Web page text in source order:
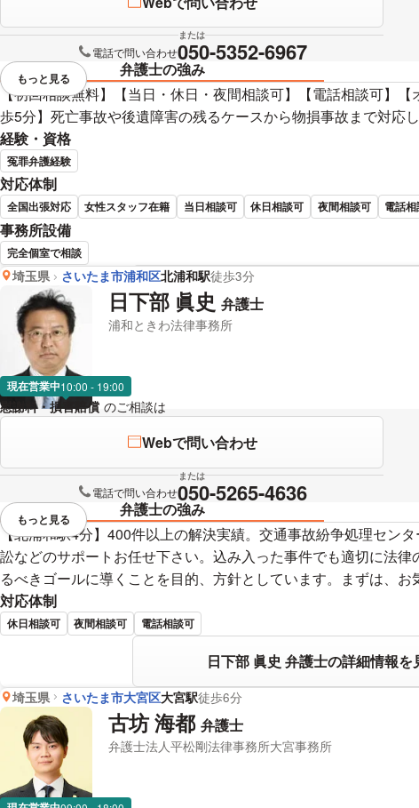
または
電話で問い合わせ050-5352-6967
弁護士の強み
【初回相談無料】【当日・休日・夜間相談可】【電話相談可】
歩5分】死亡事故や後遺障害の残るケースから物損事故まで対応
経験・資格
冤罪弁護経験
対応体制
全国出張対応 女性スタッフ在籍 当日相談可 休日相談可 夜間相談可 電話
事務所設備
完全個室で相談
視覚的に省略されている要素を
もっと見る
埼玉県 さいたま市浦和区北浦和駅徒歩3分
日下部 眞史 弁護士
浦和ときわ法律事務所
現在営業中10:00 - 19:00
慰謝料・損害賠償 のご相談は
Webで問い合わせ
または
電話で問い合わせ050-5265-4636
弁護士の強み
【北浦和駅4分】400件以上の解決実績。交通事故紛争処理セン
訟などのサポートお任せ下さい。込み入った事件でも適切に法
るべきゴールに導くことを目的、方針としています。まずは、お
対応体制
休日相談可 夜間相談可 電話相談可
日下部 眞史 弁護士の詳細情報を
視覚的に省略されている要素を
もっと見る
埼玉県 さいたま市大宮区大宮駅徒歩6分
古坊 海都 弁護士
弁護士法人平松剛法律事務所大宮事務所